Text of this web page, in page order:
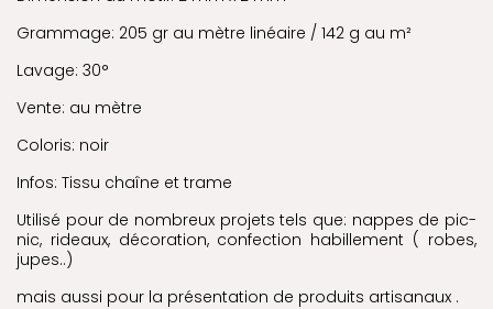
Grammage: 205 gr au mètre linéaire / 142 g au m²
Lavage: 30°
Vente: au mètre
Coloris: noir
Infos: Tissu chaîne et trame
Utilisé pour de nombreux projets tels que: nappes de pic-
nic, rideaux, décoration, confection habillement ( robes,
jupes..)
mais aussi pour la présentation de produits artisanaux .